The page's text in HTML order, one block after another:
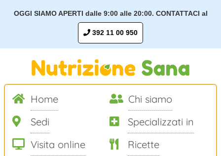
OGGI SIAMO APERTI dalle 9:00 alle 20:00. CONTATTACI al
392 11 00 950
Home
Chi siamo
Sedi
Specializzati in
Visita online
Ricette